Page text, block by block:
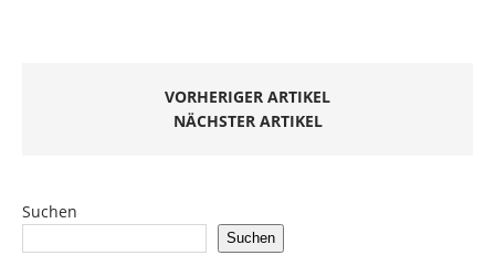
VORHERIGER ARTIKEL
NÄCHSTER ARTIKEL
Suchen
Suchen